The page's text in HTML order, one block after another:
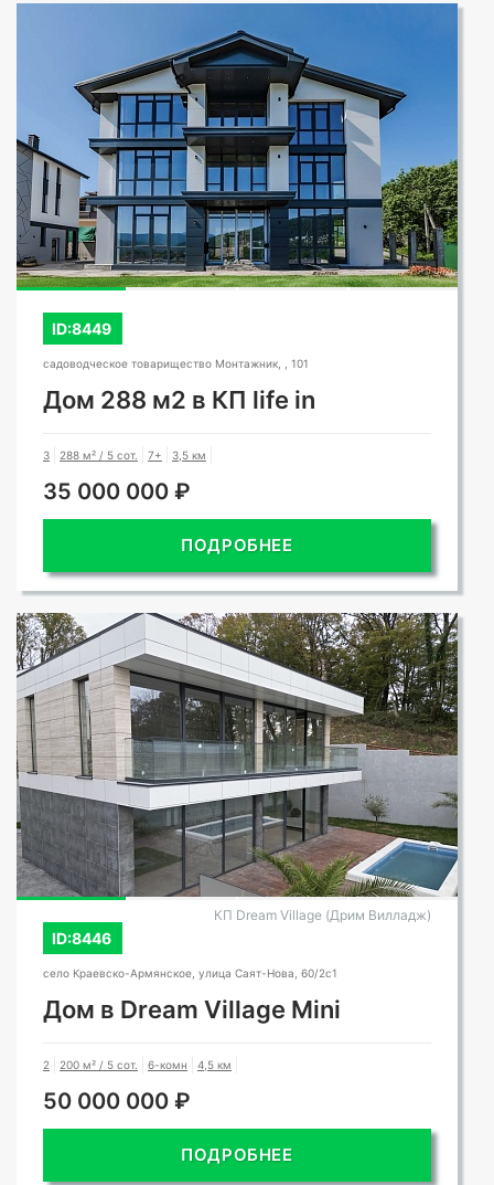
ID:8449
садоводческое товарищество Монтажник, , 101
Дом 288 м2 в КП life in
3 288 м² / 5 сот. 7+ 3,5 км
35 000 000 ₽
ПОДРОБНЕЕ
ID:8446
КП Dream Village (Дрим Вилладж)
село Краевско-Армянское, улица Саят-Нова, 60/2с1
Дом в Dream Village Mini
2 200 м² / 5 сот. 6-комн 4,5 км
50 000 000 ₽
ПОДРОБНЕЕ